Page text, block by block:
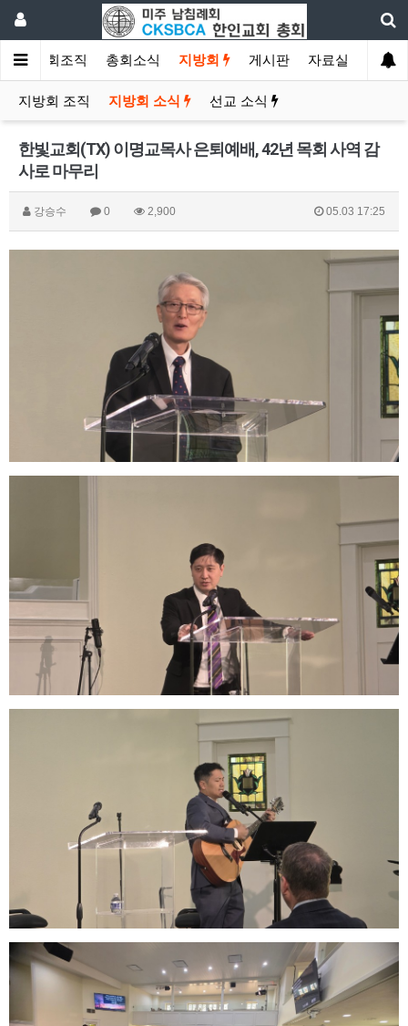
총회조직 총회소식 지방회 게시판 자료실
지방회 조직 지방회 소식 선교 소식
한빛교회(TX) 이명교목사 은퇴예배, 42년 목회 사역 감
사로 마무리
강승수 0 2,900 05.03 17:25